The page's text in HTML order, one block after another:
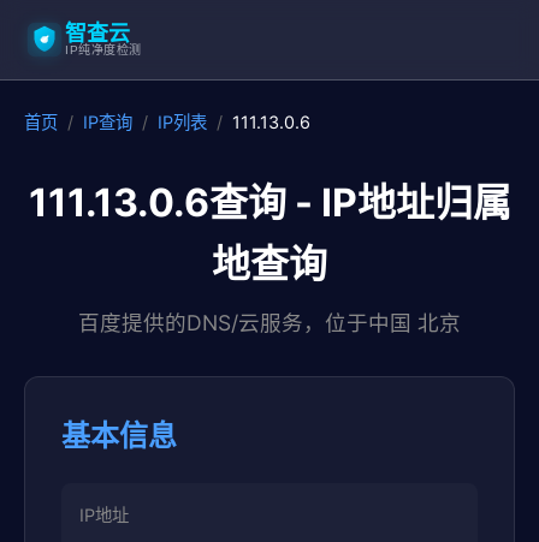
智查云
IP纯净度检测
首页 / IP查询 / IP列表 / 111.13.0.6
111.13.0.6查询 - IP地址归属
地查询
百度提供的DNS/云服务，位于中国 北京
基本信息
IP地址